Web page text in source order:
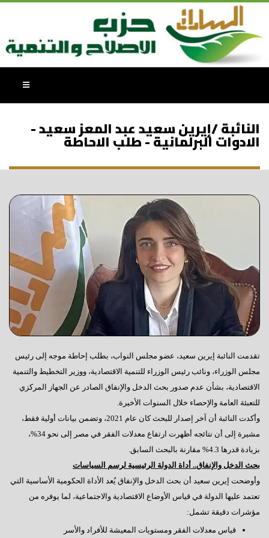
النائبة /إيرين سعيد عبد المعز سعيد -
الادوات البرلمانية - طلب الاحاطة
تقدمت النائبة إيرين سعيد، عضو مجلس النواب، بطلب إحاطة موجه إلى رئيس
مجلس الوزراء، ونائب رئيس الوزراء للتنمية الاقتصادية، ووزير التخطيط والتنمية
الاقتصادية، بشأن عدم صدور بحث الدخل والإنفاق الصادر عن الجهاز المركزي
للتعبئة العامة والإحصاء خلال السنوات الأخيرة.
وأكدت النائبة أن آخر إصدار للبحث كان عام 2021، وتضمن بيانات أولية فقط،
مشيرة إلى أن نتائجه أظهرت ارتفاع معدلات الفقر في مصر إلى نحو 34%،
بزيادة قدرها 4.3% مقارنة بالبحث السابق.
بحث الدخل والإنفاق.. أداة الدولة الرئيسية لرسم السياسات
وأوضحت إيرين سعيد أن بحث الدخل والإنفاق يُعد الأداة الحكومية الأساسية التي
تعتمد عليها الدولة في قياس الأوضاع الاقتصادية والاجتماعية، لما يوفره من
مؤشرات دقيقة تشمل:
قياس معدلات الفقر ومستويات المعيشة للأفراد والأسر